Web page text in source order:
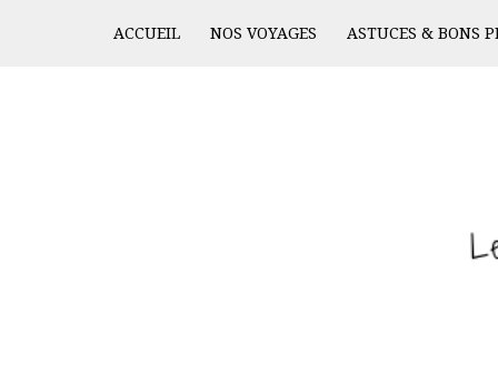
ACCUEIL NOS VOYAGES ASTUCES & BONS